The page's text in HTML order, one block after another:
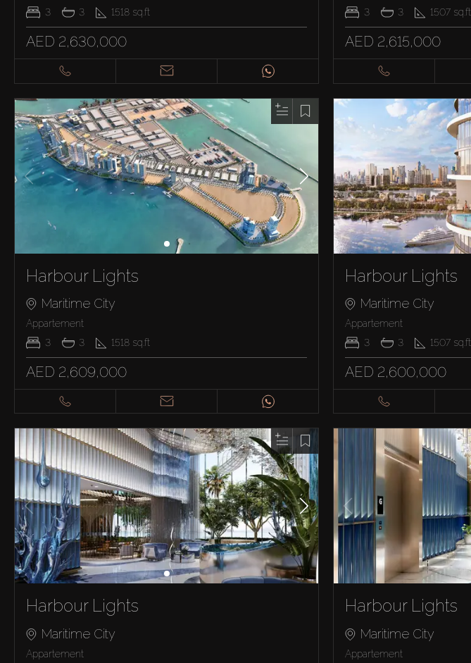
3
3 1518 sq.ft
AED 2,630,000
3
3 1507 sq.ft
AED 2,615,000
Harbour Lights
Maritime City
Appartement
3
3 1518 sq.ft
AED 2,609,000
Harbour Lights
Maritime City
Appartement
3
3 1507 sq.ft
AED 2,600,000
Harbour Lights
Maritime City
Appartement
Harbour Lights
Maritime City
Appartement